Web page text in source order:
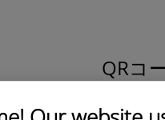
QRコ
を